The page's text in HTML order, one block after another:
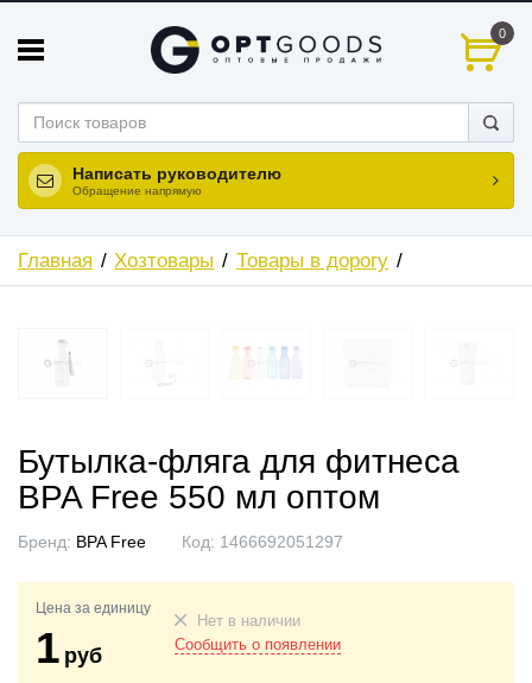
0
Написать руководителю
Обращение напрямую
Главная Хозтовары Товары в дорогу
Бутылка-фляга для фитнеса
BPA Free 550 мл оптом
Бренд: BPA Free Код: 1466692051297
Цена за единицу
1 руб
Нет в наличии
Сообщить о появлении